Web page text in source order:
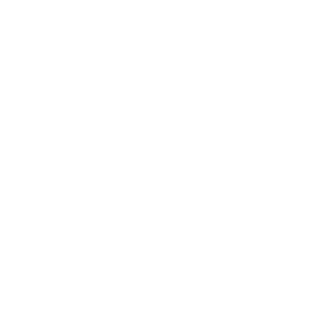
INCALZITOR pentru confort termic in sezonul rece.